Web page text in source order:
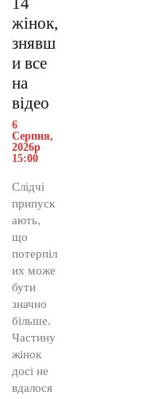
жінок,
знявш
и все
на
відео
6
Серпня,
2026р
15:00
Слідчі
припуск
ають,
що
потерпіл
их може
бути
значно
більше.
Частину
жінок
досі не
вдалося